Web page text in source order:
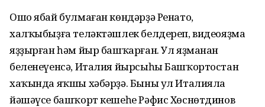
Ошо ябай булмаған көндәрҙә Ренато,
халҡыбыҙға теләктәшлек белдереп, видеояҙма
яҙҙырған һәм йыр башҡарған. Ул яҙманан
беленеүенсә, Италия йырсыһы Башҡортостан
хаҡында яҡшы хәбәрҙә. Быны ул Италияла
йәшәүсе башҡорт кешеһе Рәфис Хөснөтдинов